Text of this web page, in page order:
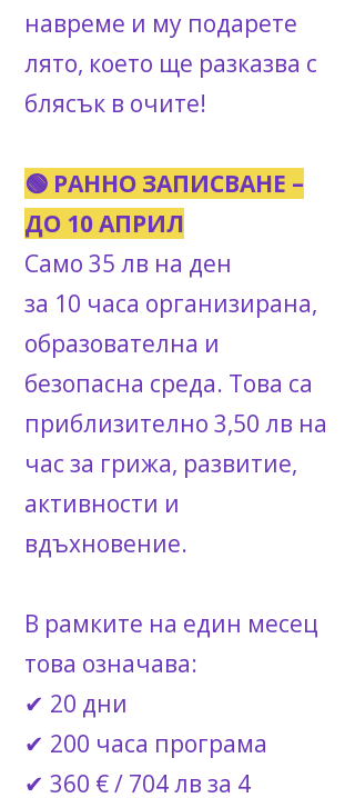
навреме и му подарете
лято, което ще разказва с
блясък в очите!
🟢 РАННО ЗАПИСВАНЕ –
ДО 10 АПРИЛ
Само 35 лв на ден
за 10 часа организирана,
образователна и
безопасна среда. Това са
приблизително 3,50 лв на
час за грижа, развитие,
активности и
вдъхновение.
В рамките на един месец
това означава:
✔ 20 дни
✔ 200 часа програма
✔ 360 € / 704 лв за 4